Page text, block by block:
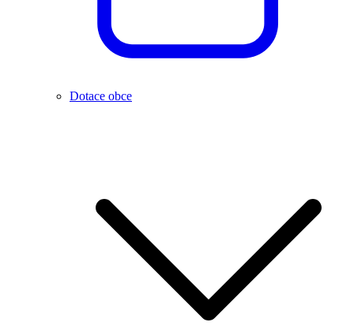
Dotace obce